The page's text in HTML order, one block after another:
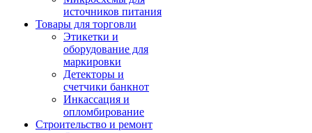
источников питания
Товары для торговли
Этикетки и
оборудование для
маркировки
Детекторы и
счетчики банкнот
Инкассация и
опломбирование
Строительство и ремонт